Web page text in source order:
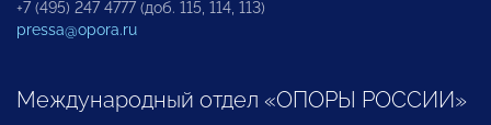
+7 (495) 247 4777 (доб. 115, 114, 113)
pressa@opora.ru
Международный отдел «ОПОРЫ РОССИИ»